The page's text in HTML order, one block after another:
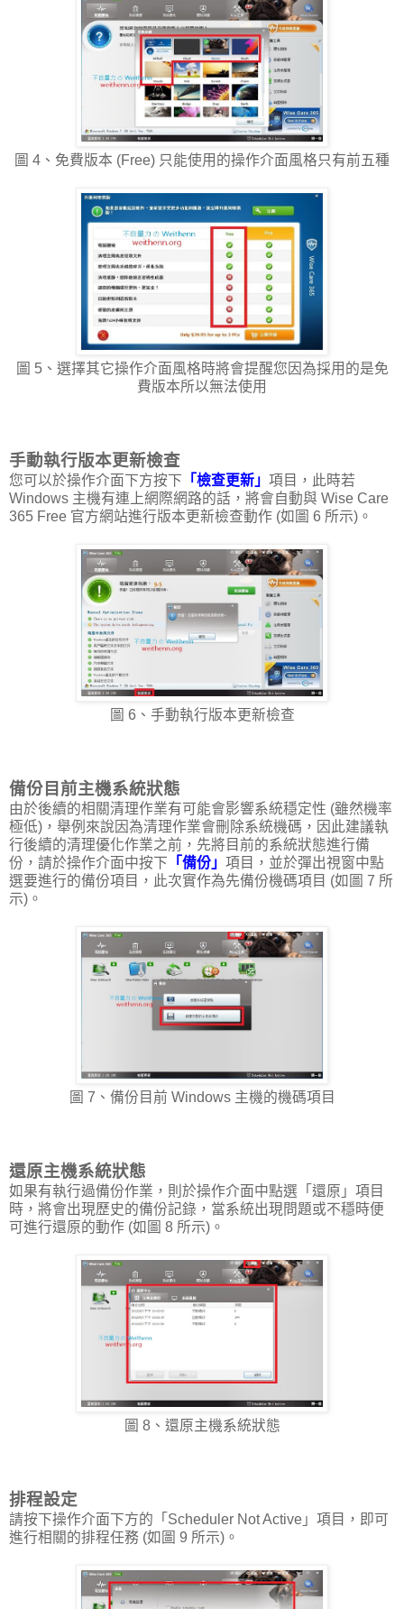
圖 4、免費版本 (Free) 只能使用的操作介面風格只有前五種
圖 5、選擇其它操作介面風格時將會提醒您因為採用的是免
費版本所以無法使用
手動執行版本更新檢查
您可以於操作介面下方按下 「檢查更新」 項目，此時若
Windows 主機有連上網際網路的話，將會自動與 Wise Care
365 Free 官方網站進行版本更新檢查動作 (如圖 6 所示)。
圖 6、手動執行版本更新檢查
備份目前主機系統狀態
由於後續的相關清理作業有可能會影響系統穩定性 (雖然機率
極低)，舉例來說因為清理作業會刪除系統機碼，因此建議執
行後續的清理優化作業之前，先將目前的系統狀態進行備
份，請於操作介面中按下 「備份」 項目，並於彈出視窗中點
選要進行的備份項目，此次實作為先備份機碼項目 (如圖 7 所
示)。
圖 7、備份目前 Windows 主機的機碼項目
還原主機系統狀態
如果有執行過備份作業，則於操作介面中點選「還原」項目
時，將會出現歷史的備份記錄，當系統出現問題或不穩時便
可進行還原的動作 (如圖 8 所示)。
圖 8、還原主機系統狀態
排程設定
請按下操作介面下方的「Scheduler Not Active」項目，即可
進行相關的排程任務 (如圖 9 所示)。